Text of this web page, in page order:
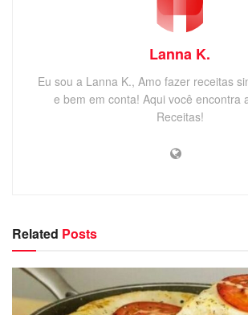
Lanna K.
Eu sou a Lanna K., Amo fazer receitas
e bem em conta! Aqui você encontra
Receitas!
Related Posts